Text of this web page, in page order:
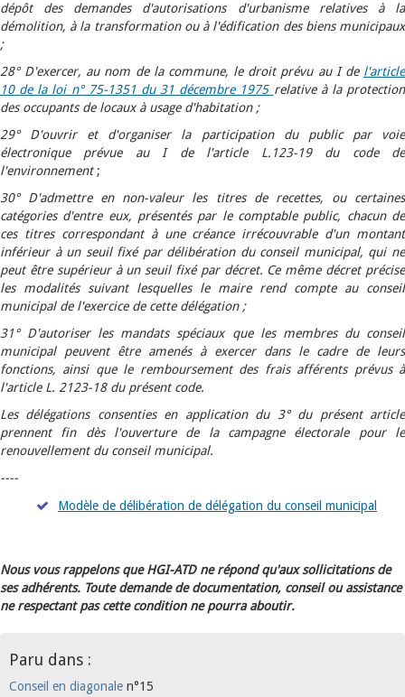
dépôt des demandes d'autorisations d'urbanisme relatives à la
démolition, à la transformation ou à l'édification des biens municipaux
;
28° D'exercer, au nom de la commune, le droit prévu au I de l'article
10 de la loi n° 75-1351 du 31 décembre 1975 relative à la protection
des occupants de locaux à usage d'habitation ;
29° D'ouvrir et d'organiser la participation du public par voie
électronique prévue au I de l'article L.123-19 du code de
l'environnement;
30° D'admettre en non-valeur les titres de recettes, ou certaines
catégories d'entre eux, présentés par le comptable public, chacun de
ces titres correspondant à une créance irrécouvrable d'un montant
inférieur à un seuil fixé par délibération du conseil municipal, qui ne
peut être supérieur à un seuil fixé par décret. Ce même décret précise
les modalités suivant lesquelles le maire rend compte au conseil
municipal de l'exercice de cette délégation ;
31° D'autoriser les mandats spéciaux que les membres du conseil
municipal peuvent être amenés à exercer dans le cadre de leurs
fonctions, ainsi que le remboursement des frais afférents prévus à
l'article L. 2123-18 du présent code.
Les délégations consenties en application du 3° du présent article
prennent fin dès l'ouverture de la campagne électorale pour le
renouvellement du conseil municipal.
----
Modèle de délibération de délégation du conseil municipal
Nous vous rappelons que HGI-ATD ne répond qu'aux sollicitations de
ses adhérents. Toute demande de documentation, conseil ou assistance
ne respectant pas cette condition ne pourra aboutir.
Paru dans :
Conseil en diagonale n°15